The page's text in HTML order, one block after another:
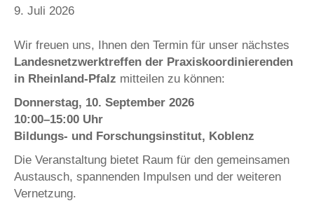
9. Juli 2026
Wir freuen uns, Ihnen den Termin für unser nächstes
Landesnetzwerktreffen der Praxiskoordinierenden
in Rheinland-Pfalz mitteilen zu können:
Donnerstag, 10. September 2026
10:00–15:00 Uhr
Bildungs- und Forschungsinstitut, Koblenz
Die Veranstaltung bietet Raum für den gemeinsamen
Austausch, spannenden Impulsen und der weiteren
Vernetzung.